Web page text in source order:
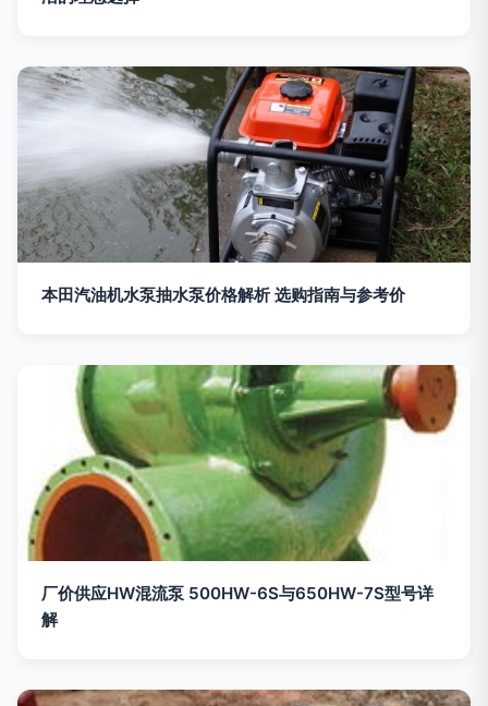
本田汽油机水泵抽水泵价格解析 选购指南与参考价
厂价供应HW混流泵 500HW-6S与650HW-7S型号详
解